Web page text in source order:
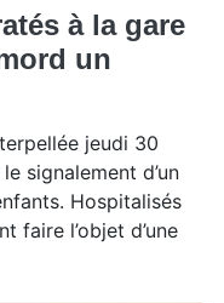
à la gare
un
jeudi 30
signalement d’un
Hospitalisés
faire l’objet d’une